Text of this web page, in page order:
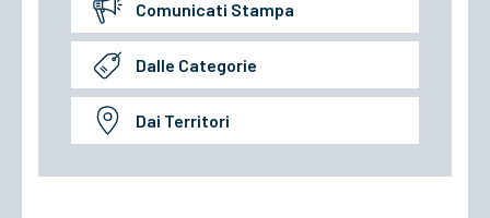
Comunicati Stampa
Dalle Categorie
Dai Territori